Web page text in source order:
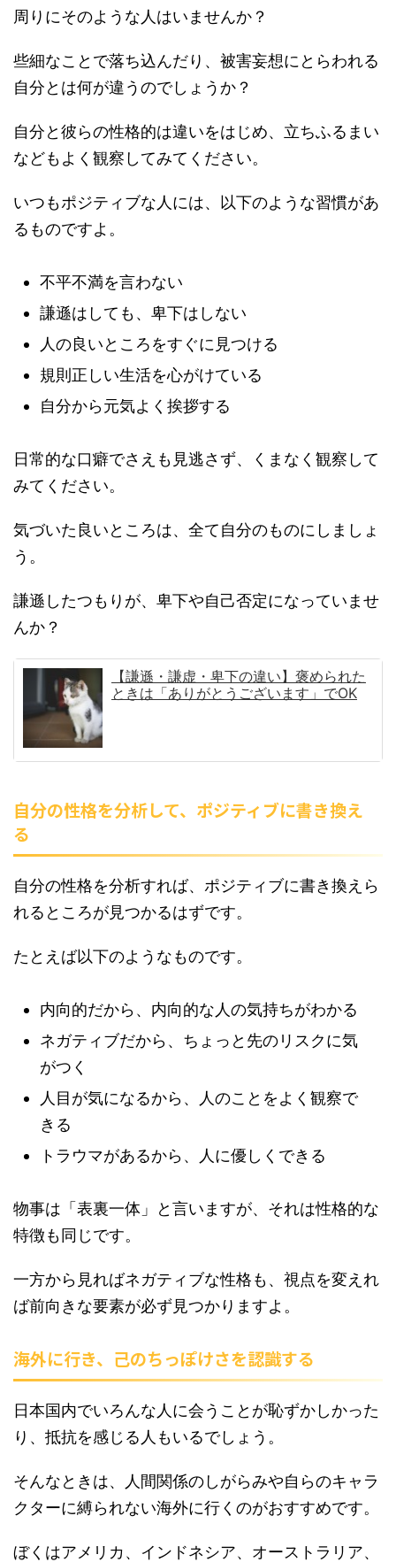
周りにそのような人はいませんか？
些細なことで落ち込んだり、被害妄想にとらわれる
自分とは何が違うのでしょうか？
自分と彼らの性格的は違いをはじめ、立ちふるまい
などもよく観察してみてください。
いつもポジティブな人には、以下のような習慣があ
るものですよ。
不平不満を言わない
謙遜はしても、卑下はしない
人の良いところをすぐに見つける
規則正しい生活を心がけている
自分から元気よく挨拶する
日常的な口癖でさえも見逃さず、くまなく観察して
みてください。
気づいた良いところは、全て自分のものにしましょ
う。
謙遜したつもりが、卑下や自己否定になっていませ
んか？
【謙遜・謙虚・卑下の違い】褒められた
ときは「ありがとうございます」でOK
自分の性格を分析して、ポジティブに書き換え
る
自分の性格を分析すれば、ポジティブに書き換えら
れるところが見つかるはずです。
たとえば以下のようなものです。
内向的だから、内向的な人の気持ちがわかる
ネガティブだから、ちょっと先のリスクに気
がつく
人目が気になるから、人のことをよく観察で
きる
トラウマがあるから、人に優しくできる
物事は「表裏一体」と言いますが、それは性格的な
特徴も同じです。
一方から見ればネガティブな性格も、視点を変えれ
ば前向きな要素が必ず見つかりますよ。
海外に行き、己のちっぽけさを認識する
日本国内でいろんな人に会うことが恥ずかしかった
り、抵抗を感じる人もいるでしょう。
そんなときは、人間関係のしがらみや自らのキャラ
クターに縛られない海外に行くのがおすすめです。
ぼくはアメリカ、インドネシア、オーストラリア、